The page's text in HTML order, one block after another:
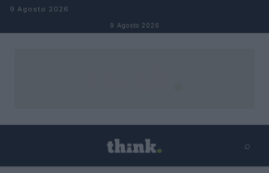
Salta al contenuto
9 Agosto 2026
9 Agosto 2026
⌕